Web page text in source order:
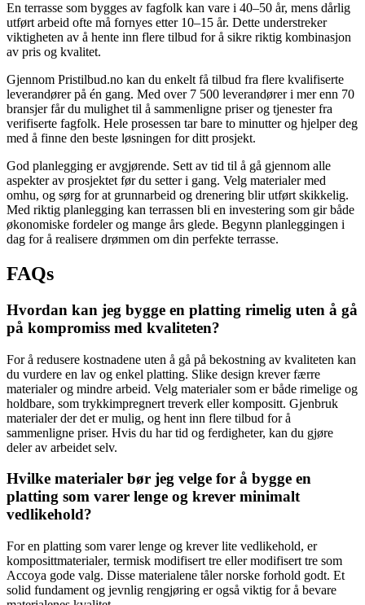
En terrasse som bygges av fagfolk kan vare i 40–50 år, mens dårlig
utført arbeid ofte må fornyes etter 10–15 år. Dette understreker
viktigheten av å hente inn flere tilbud for å sikre riktig kombinasjon
av pris og kvalitet.
Gjennom Pristilbud.no kan du enkelt få tilbud fra flere kvalifiserte
leverandører på én gang. Med over 7 500 leverandører i mer enn 70
bransjer får du mulighet til å sammenligne priser og tjenester fra
verifiserte fagfolk. Hele prosessen tar bare to minutter og hjelper deg
med å finne den beste løsningen for ditt prosjekt.
God planlegging er avgjørende. Sett av tid til å gå gjennom alle
aspekter av prosjektet før du setter i gang. Velg materialer med
omhu, og sørg for at grunnarbeid og drenering blir utført skikkelig.
Med riktig planlegging kan terrassen bli en investering som gir både
økonomiske fordeler og mange års glede. Begynn planleggingen i
dag for å realisere drømmen om din perfekte terrasse.
FAQs
Hvordan kan jeg bygge en platting rimelig uten å gå
på kompromiss med kvaliteten?
For å redusere kostnadene uten å gå på bekostning av kvaliteten kan
du vurdere en lav og enkel platting. Slike design krever færre
materialer og mindre arbeid. Velg materialer som er både rimelige og
holdbare, som trykkimpregnert treverk eller kompositt. Gjenbruk
materialer der det er mulig, og hent inn flere tilbud for å
sammenligne priser. Hvis du har tid og ferdigheter, kan du gjøre
deler av arbeidet selv.
Hvilke materialer bør jeg velge for å bygge en
platting som varer lenge og krever minimalt
vedlikehold?
For en platting som varer lenge og krever lite vedlikehold, er
komposittmaterialer, termisk modifisert tre eller modifisert tre som
Accoya gode valg. Disse materialene tåler norske forhold godt. Et
solid fundament og jevnlig rengjøring er også viktig for å bevare